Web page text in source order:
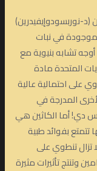
(د-نوربسودوإيفيدرين)
في نبات
تشابه بنيوية مع
المتحدة مادة
على احتمالية عالية
المدرجة في
دي! أما الكاثين هي
تتمتع بفوائد طبية
تزال تنطوي على
وتنتج تأثيرات مثيرة